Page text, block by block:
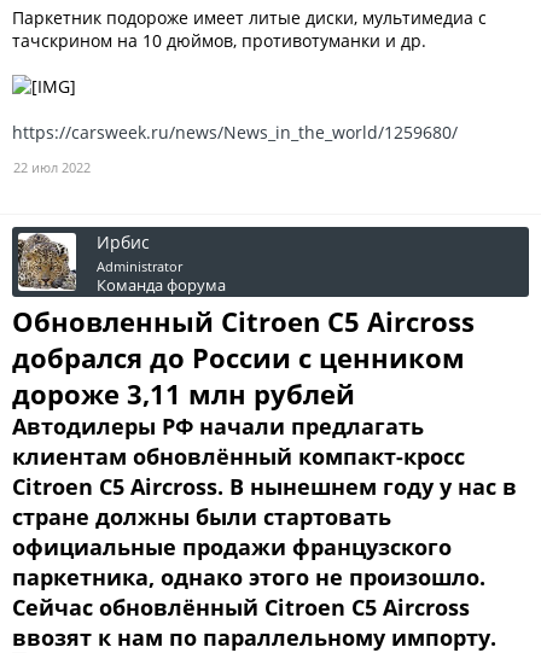
Паркетник подороже имеет литые диски, мультимедиа с
тачскрином на 10 дюймов, противотуманки и др.
https://carsweek.ru/news/News_in_the_world/1259680/
22 июл 2022
Ирбис
Administrator
Команда форума
Обновленный Citroen C5 Aircross
добрался до России с ценником
дороже 3,11 млн рублей
Автодилеры РФ начали предлагать
клиентам обновлённый компакт-кросс
Citroen C5 Aircross. В нынешнем году у нас в
стране должны были стартовать
официальные продажи французского
паркетника, однако этого не произошло.
Сейчас обновлённый Citroen C5 Aircross
ввозят к нам по параллельному импорту.